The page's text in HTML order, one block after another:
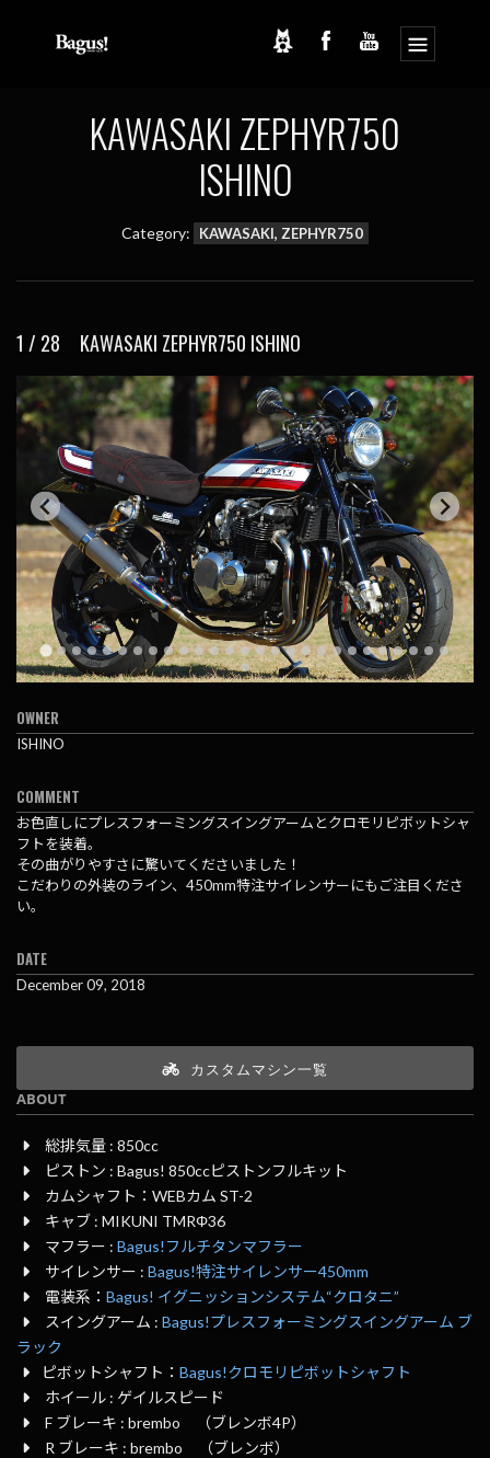
KAWASAKI ZEPHYR750
ISHINO
Category: KAWASAKI, ZEPHYR750
1 / 28 KAWASAKI ZEPHYR750 ISHINO
OWNER
ISHINO
COMMENT
お色直しにプレスフォーミングスイングアームとクロモリピボットシャ
フトを装着。
その曲がりやすさに驚いてくださいました！
こだわりの外装のライン、450mm特注サイレンサーにもご注目くださ
い。
DATE
December 09, 2018
カスタムマシン一覧
ABOUT
総排気量 : 850cc
ピストン : Bagus! 850ccピストンフルキット
カムシャフト：WEBカム ST-2
キャブ : MIKUNI TMRΦ36
マフラー :Bagus!フルチタンマフラー
サイレンサー :Bagus!特注サイレンサー450mm
電装系：Bagus! イグニッションシステム“クロタニ”
スイングアーム :Bagus!プレスフォーミングスイングアーム ブ
ラック
ピボットシャフト：Bagus!クロモリピボットシャフト
ホイール : ゲイルスピード
F ブレーキ : brembo （ブレンボ4P）
R ブレーキ : brembo （ブレンボ）